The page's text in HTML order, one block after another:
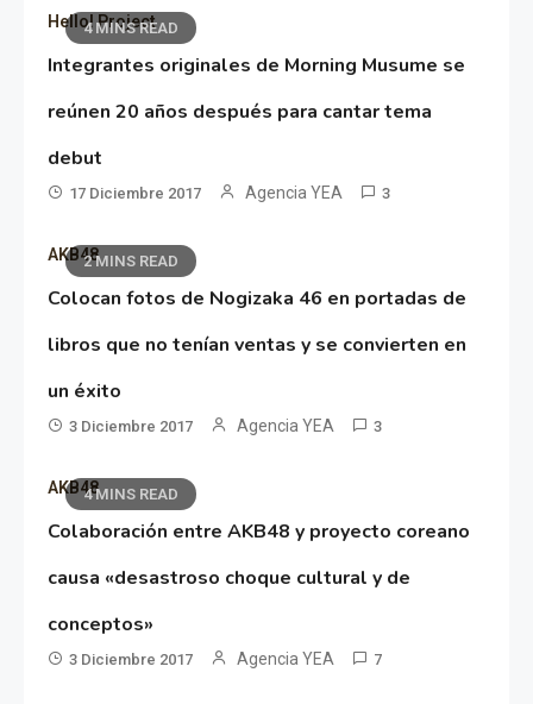
4 MINS READ
Hello! Project
Integrantes originales de Morning Musume se
reúnen 20 años después para cantar tema
debut
17 Diciembre 2017 Agencia YEA 3
2 MINS READ
AKB48
Colocan fotos de Nogizaka 46 en portadas de
libros que no tenían ventas y se convierten en
un éxito
3 Diciembre 2017 Agencia YEA 3
4 MINS READ
AKB48
Colaboración entre AKB48 y proyecto coreano
causa «desastroso choque cultural y de
conceptos»
3 Diciembre 2017 Agencia YEA 7